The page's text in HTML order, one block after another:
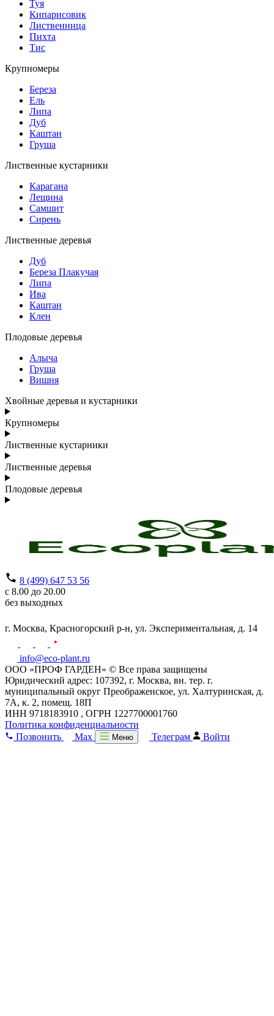
Туя
Кипарисовик
Лиственница
Пихта
Тис
Крупномеры
Береза
Ель
Липа
Дуб
Каштан
Груша
Лиственные кустарники
Карагана
Лещина
Самшит
Сирень
Лиственные деревья
Дуб
Береза Плакучая
Липа
Ива
Каштан
Клен
Плодовые деревья
Алыча
Груша
Вишня
Хвойные деревья и кустарники
Крупномеры
Лиственные кустарники
Лиственные деревья
Плодовые деревья
8 (499) 647 53 56
с 8.00 до 20.00
без выходных
г. Москва, Красногорский р-н, ул. Экспериментальная, д. 14
info@eco-plant.ru
ООО «ПРОФ ГАРДЕН» © Все права защищены
Юридический адрес: 107392, г. Москва, вн. тер. г.
муниципальный округ Преображенское, ул. Халтуринская, д.
7А, к. 2, помещ. 18П
ИНН 9718183910 , ОГРН 1227700001760
Политика конфиденциальности
Позвонить
Max Меню Телеграм Войти